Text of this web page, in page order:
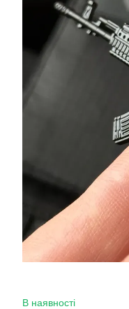
В наявності